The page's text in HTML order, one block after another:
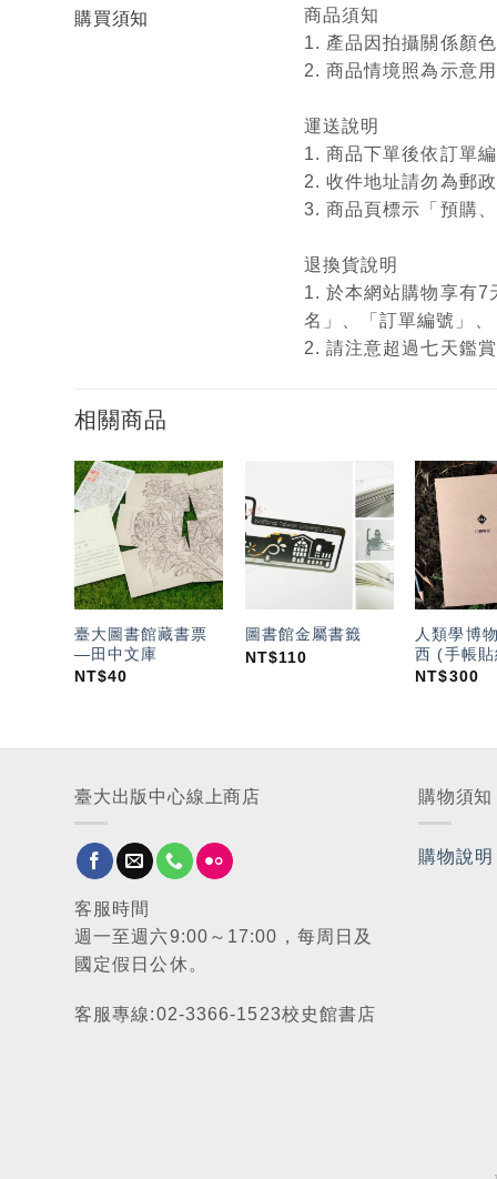
購買須知
商品須知
1. 產品因拍攝關係顏
2. 商品情境照為示意
運送說明
1. 商品下單後依訂單
2. 收件地址請勿為郵
3. 商品頁標示「預購
退換貨說明
1. 於本網站購物享有7
名」、「訂單編號」
2. 請注意超過七天鑑
相關商品
加入
「願
望輕
單」
臺大圖書館藏書票
—田中文庫
NT$40
加入
「願
望輕
單」
圖書館金屬書籤
NT$110
人類學博
西 (手帳
NT$300
臺大出版中心線上商店
客服時間
週一至週六9:00～17:00，每周日及
國定假日公休。
客服專線:02-3366-1523校史館書店
購物須知
購物說明